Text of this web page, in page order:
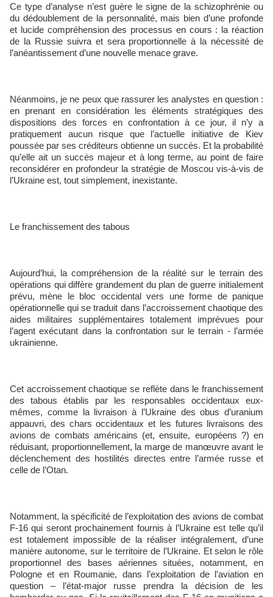
Ce type d’analyse n’est guère le signe de la schizophrénie ou
du dédoublement de la personnalité, mais bien d’une profonde
et lucide compréhension des processus en cours : la réaction
de la Russie suivra et sera proportionnelle à la nécessité de
l’anéantissement d’une nouvelle menace grave.
Néanmoins, je ne peux que rassurer les analystes en question :
en prenant en considération les éléments stratégiques des
dispositions des forces en confrontation à ce jour, il n’y a
pratiquement aucun risque que l’actuelle initiative de Kiev
poussée par ses créditeurs obtienne un succès. Et la probabilité
qu’elle ait un succès majeur et à long terme, au point de faire
reconsidérer en profondeur la stratégie de Moscou vis-à-vis de
l’Ukraine est, tout simplement, inexistante.
Le franchissement des tabous
Aujourd’hui, la compréhension de la réalité sur le terrain des
opérations qui diffère grandement du plan de guerre initialement
prévu, mène le bloc occidental vers une forme de panique
opérationnelle qui se traduit dans l’accroissement chaotique des
aides militaires supplémentaires totalement imprévues pour
l’agent exécutant dans la confrontation sur le terrain - l’armée
ukrainienne.
Cet accroissement chaotique se reflète dans le franchissement
des tabous établis par les responsables occidentaux eux-
mêmes, comme la livraison à l’Ukraine des obus d’uranium
appauvri, des chars occidentaux et les futures livraisons des
avions de combats américains (et, ensuite, européens ?) en
réduisant, proportionnellement, la marge de manœuvre avant le
déclenchement des hostilités directes entre l’armée russe et
celle de l’Otan.
Notamment, la spécificité de l’exploitation des avions de combat
F-16 qui seront prochainement fournis à l’Ukraine est telle qu’il
est totalement impossible de la réaliser intégralement, d’une
manière autonome, sur le territoire de l’Ukraine. Et selon le rôle
proportionnel des bases aériennes situées, notamment, en
Pologne et en Roumanie, dans l’exploitation de l’aviation en
question – l’état-major russe prendra la décision de les